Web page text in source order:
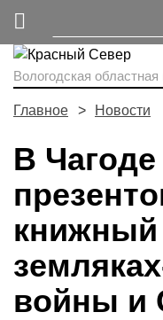
Вологодская областная
Главное Новости
В Чагоде
книжный
войны и